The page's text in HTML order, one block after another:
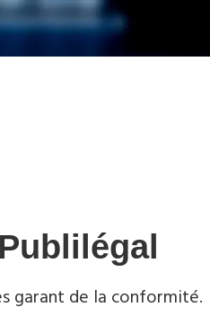
garant de la conformité.